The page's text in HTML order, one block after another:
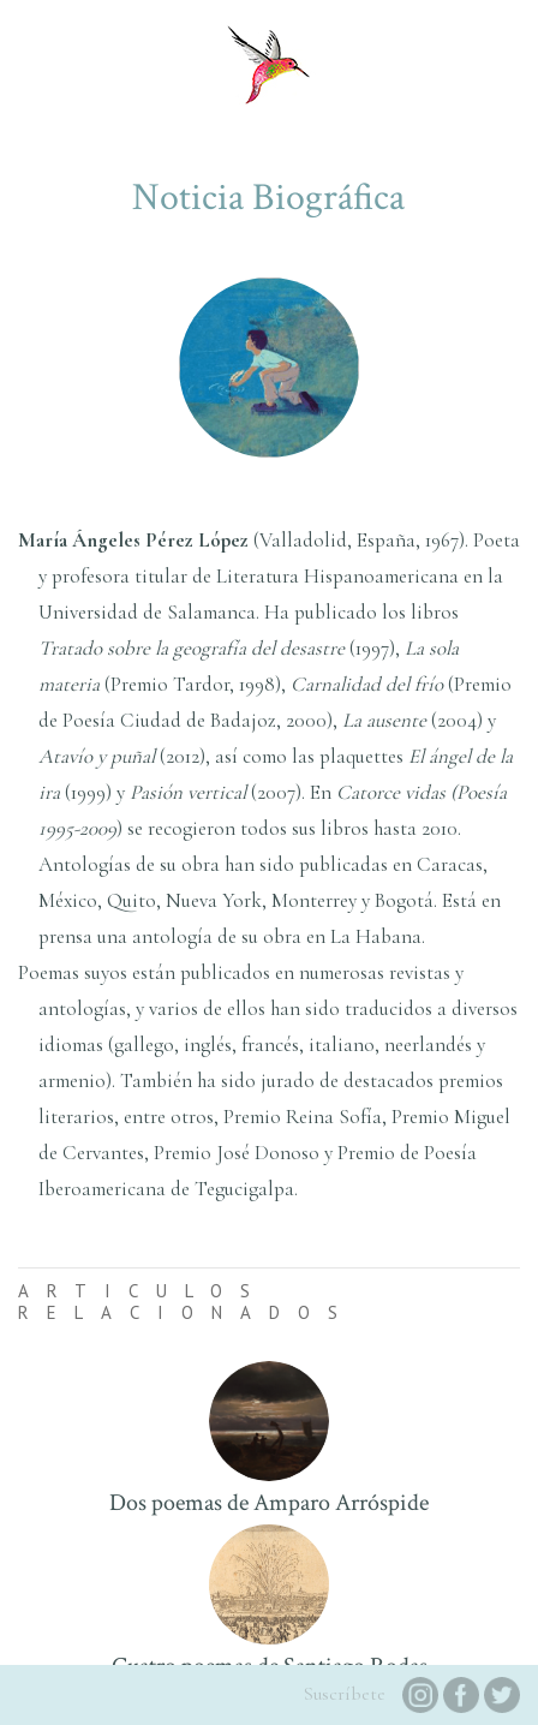
Noticia Biográfica
Marí­a Ángeles Pérez López (Valladolid, España, 1967). Poeta
y profesora titular de Literatura Hispanoamericana en la
Universidad de Salamanca. Ha publicado los libros
Tratado sobre la geografí­a del desastre(1997), La sola
materia(Premio Tardor, 1998), Carnalidad del frí­o(Premio
de Poesí­a Ciudad de Badajoz, 2000), La ausente(2004) y
Ataví­o y puñal(2012), así­ como las plaquettes El ángel de la
ira(1999) y Pasión vertical(2007). En Catorce vidas (Poesí­a
1995-2009) se recogieron todos sus libros hasta 2010.
Antologí­as de su obra han sido publicadas en Caracas,
México, Quito, Nueva York, Monterrey y Bogotá. Está en
prensa una antologí­a de su obra en La Habana.
Poemas suyos están publicados en numerosas revistas y
antologí­as, y varios de ellos han sido traducidos a diversos
idiomas (gallego, inglés, francés, italiano, neerlandés y
armenio). También ha sido jurado de destacados premios
literarios, entre otros, Premio Reina Sofí­a, Premio Miguel
de Cervantes, Premio José Donoso y Premio de Poesí­a
Iberoamericana de Tegucigalpa.
ARTICULOS
RELACIONADOS
Dos poemas de Amparo Arróspide
Cuatro poemas de Santiago Rodas
Suscríbete